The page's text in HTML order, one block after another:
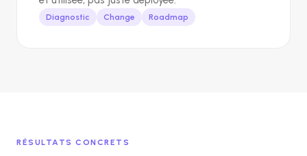
Diagnostic Change Roadmap
RÉSULTATS CONCRETS